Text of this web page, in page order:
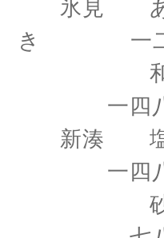
氷見 あ
き 一二
和
一四八
新湊
一四八
砂